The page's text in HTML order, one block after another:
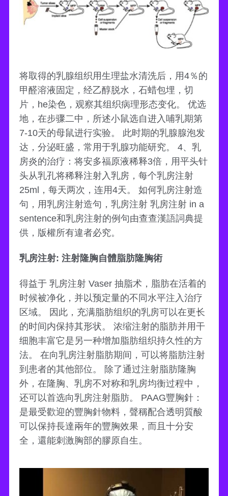
将取得的乳腺组织用生理盐水清洗后，用4％的
甲醛溶液固定，经乙醇脱水，石蜡包埋，切
片，he染色，观察其组织病理形态变化。 优选
地，在步骤二中，所述小鼠选自进入哺乳期第
7-10天的母鼠进行实验。 此时期的乳腺腺泡发
达，分泌旺盛，常用于乳腺功能研究。 4、乳
房炎的治疗：将安多福原液稀释3倍，用平头针
头从乳孔将稀释注射入乳房，每个乳房注射
25ml，每天两次，连用4天。 如何乳房注射造
句，用乳房注射造句，乳房注射 乳房注射 in a
sentence和乳房注射的例句由查查漢語詞典提
供，版權所有違者必究。
乳房注射: 注射隆胸自體脂肪隆胸術
得益于 乳房注射 Vaser 抽脂术，脂肪在活着的
时候被净化，并以预定量的不同水平注入治疗
区域。 因此，充满脂肪组织的乳房可以在更长
的时间内保持其形状。 浓缩注射的脂肪并用干
细胞丰富它是另一种增加脂肪组织持久性的方
法。 在向乳房注射脂肪期间，可以将脂肪注射
到患者的其他部位。 除了通过注射脂肪隆胸
外，在隆胸、乳房不对称和乳房均衡过程中，
还可以首选向乳房注射脂肪。 PAAG豐胸針：
是最受歡迎的豐胸針物料，聲稱配合透明質酸
可以保持長達兩年的豐胸效果，而且十分安
全，還能刺激胸部的膠原自生。